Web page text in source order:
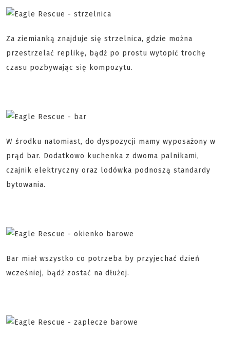
Za ziemianką znajduje się strzelnica, gdzie można
przestrzelać replikę, bądź po prostu wytopić trochę
czasu pozbywając się kompozytu.
W środku natomiast, do dyspozycji mamy wyposażony w
prąd bar. Dodatkowo kuchenka z dwoma palnikami,
czajnik elektryczny oraz lodówka podnoszą standardy
bytowania.
Bar miał wszystko co potrzeba by przyjechać dzień
wcześniej, bądź zostać na dłużej.